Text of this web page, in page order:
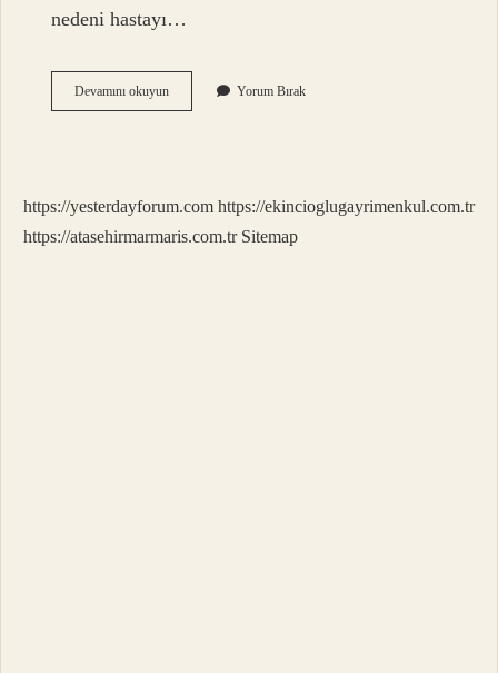
nedeni hastayı…
Devamını okuyunSümük
Hangi
Yorum Bırak
https://yesterdayforum.com https://ekincioglugayrimenkul.com.tr
https://atasehirmarmaris.com.tr Sitemap